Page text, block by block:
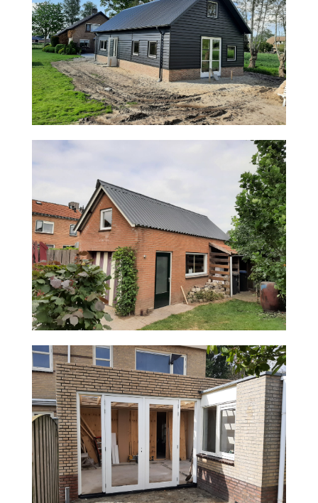
ASBESTVERWIJDERING EN NIEUWE
KAPCONSTRUCTIE
UITBOUW TERSCHUUR
RENOVATIE TOILET EN BADKAMER